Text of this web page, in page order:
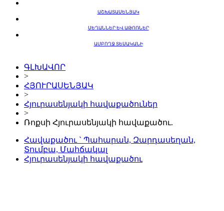
ԱՇԽԱՏԱՍԵՆՅԱԿ
ՍԵՂԱՆՆԵՐ ԵՎ ԱԹՈՌՆԵՐ
ԱՄԲՈՂՋ ՏԵՍԱԿԱՆԻ
ԳԼԽԱՎՈՐ
>
ՀՅՈՒՐԱՍԵՆՅԱԿ
>
Հյուրասենյակի հավաքածուներ
>
Ռոքսի Հյուրասենյակի հավաքածու.
Հավաքածու ` Պահարան, Զարդասեղան,
Տումբա, Մահճակալ
Հյուրասենյակի հավաքածու